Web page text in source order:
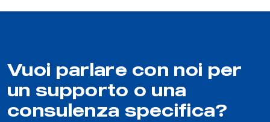
Vuoi parlare con noi per
un supporto o una
consulenza specifica?